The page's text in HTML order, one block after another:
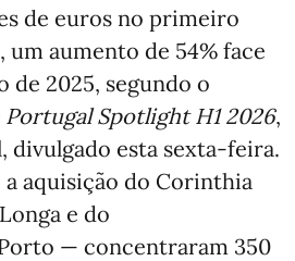
de euros no primeiro
um aumento de 54% face
de 2025, segundo o
Spotlight H1 2026,
divulgado esta sexta-feira.
aquisição do Corinthia
e do
— concentraram 350